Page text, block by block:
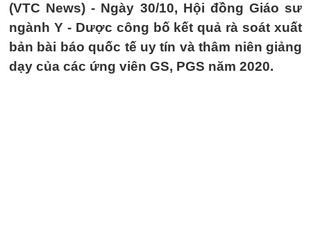
(VTC News) - Ngày 30/10, Hội đồng Giáo sư
ngành Y - Dược công bố kết quả rà soát xuất
bản bài báo quốc tế uy tín và thâm niên giảng
dạy của các ứng viên GS, PGS năm 2020.